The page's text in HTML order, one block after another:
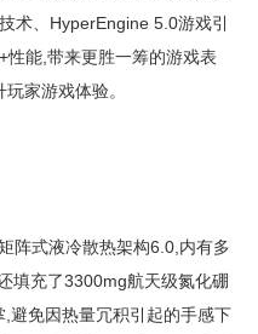
术、HyperEngine 5.0游戏引
能,带来更胜一筹的游戏表
家游戏体验。
阵式液冷散热架构6.0,内有多
填充了3300mg航天级氮化硼
避免因热量冗积引起的手感下